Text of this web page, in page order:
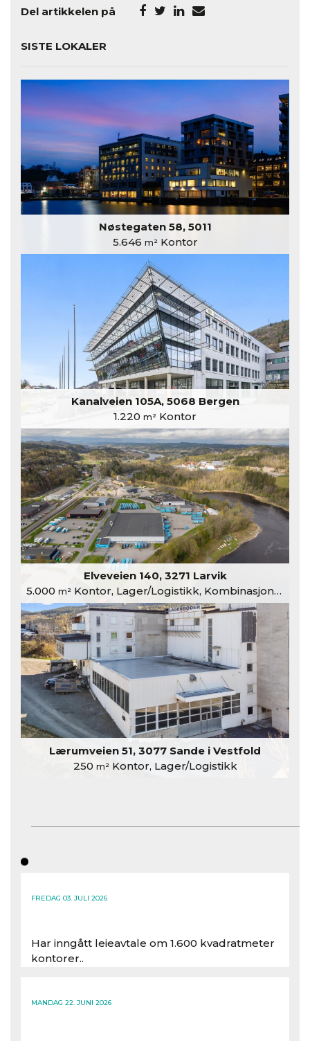
Del artikkelen på
SISTE LOKALER
Nøstegaten 58, 5011
5.646 m²Kontor
Kanalveien 105A, 5068 Bergen
1.220 m² Kontor
Elveveien 140, 3271 Larvik
5.000 m²Kontor, Lager/Logistikk, Kombinasjonslokaler
Lærumveien 51, 3077 Sande i Vestfold
250 m²Kontor, Lager/Logistikk
FREDAG 03. JULI 2026
Har inngått leieavtale om 1.600 kvadratmeter
kontorer..
MANDAG 22. JUNI 2026